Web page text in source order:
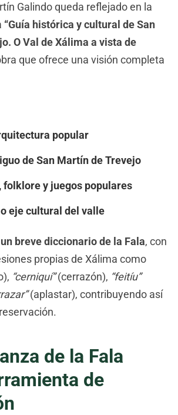
Galindo queda reflejado en la
“Guía histórica y cultural de San
O Val de Xálima a vista de
que ofrece una visión completa
popular
de San Martín de Trevejo
folklore y juegos populares
eje cultural del valle
un breve diccionario de la Fala, con
propias de Xálima como
“cerniquí”(cerrazón), “feitíu”
(aplastar), contribuyendo así
de la Fala
de